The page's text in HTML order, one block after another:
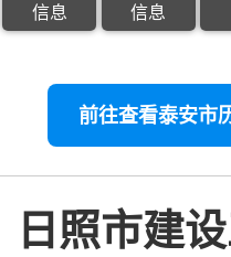
信息
信息
前往查看泰安市
日照市建